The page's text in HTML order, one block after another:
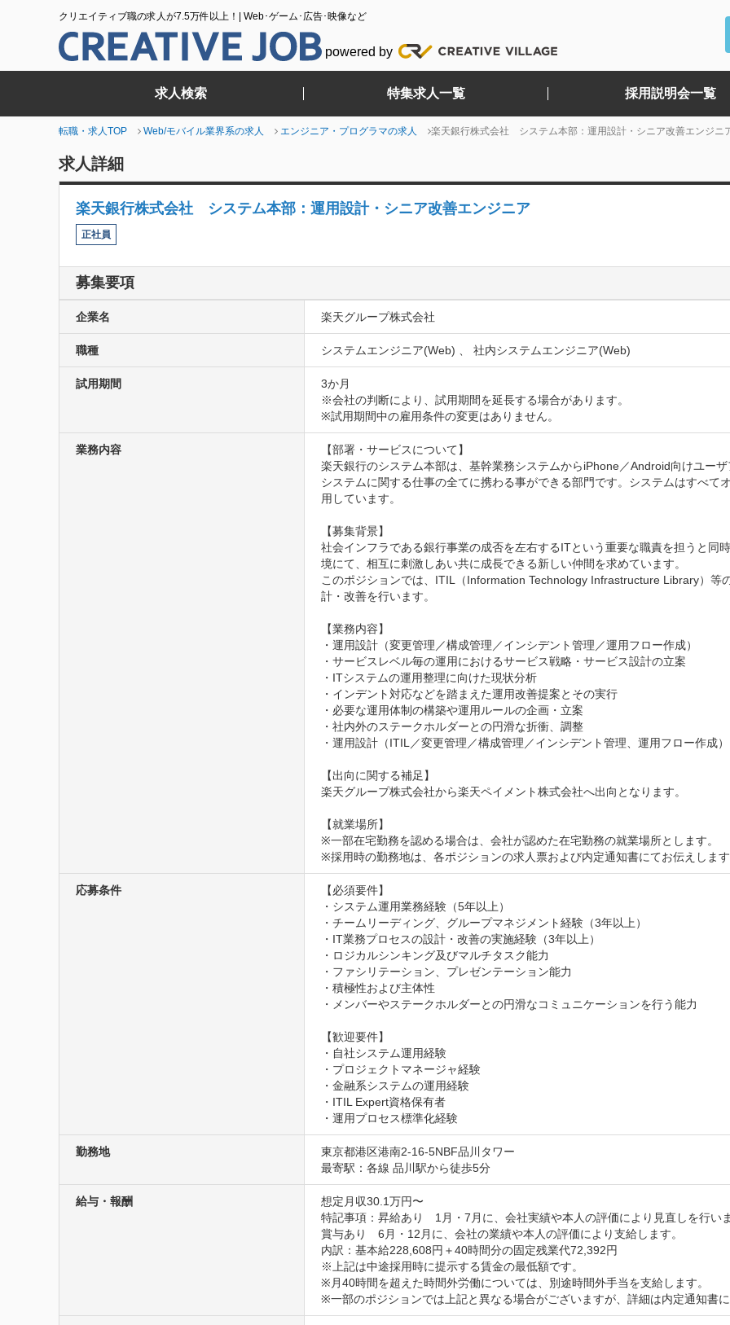
クリエイティブ職の求人が7.5万件以上！| Web･ゲーム･広告･映像など
powered by
求人検索 特集求人一覧 採用説明会一覧
転職・求人TOP Web/モバイル業界系の求人 エンジニア・プログラマの求人 楽天銀行株式会社 システム本部：運用設計・シニア改善エンジニ
求人詳細
楽天銀行株式会社 システム本部：運用設計・シニア改善エンジニア
正社員
募集要項
企業名 楽天グループ株式会社
職種 システムエンジニア(Web) 、 社内システムエンジニア(Web)
試用期間
3か月
※会社の判断により、試用期間を延長する場合があります。
※試用期間中の雇用条件の変更はありません。
業務内容
【部署・サービスについて】
楽天銀行のシステム本部は、基幹業務システムからiPhone／Android向けユー
システムに関する仕事の全てに携わる事ができる部門です。システムはすべて
用しています。
【募集背景】
社会インフラである銀行事業の成否を左右するITという重要な職責を担うと同
境にて、相互に刺激しあい共に成長できる新しい仲間を求めています。
このポジションでは、ITIL（Information Technology Infrastructure Library）等
計・改善を行います。
【業務内容】
・運用設計（変更管理／構成管理／インシデント管理／運用フロー作成）
・サービスレベル毎の運用におけるサービス戦略・サービス設計の立案
・ITシステムの運用整理に向けた現状分析
・インデント対応などを踏まえた運用改善提案とその実行
・必要な運用体制の構築や運用ルールの企画・立案
・社内外のステークホルダーとの円滑な折衝、調整
・運用設計（ITIL／変更管理／構成管理／インシデント管理、運用フロー作成）
【出向に関する補足】
楽天グループ株式会社から楽天ペイメント株式会社へ出向となります。
【就業場所】
※一部在宅勤務を認める場合は、会社が認めた在宅勤務の就業場所とします。
※採用時の勤務地は、各ポジションの求人票および内定通知書にてお伝えしま
応募条件
【必須要件】
・システム運用業務経験（5年以上）
・チームリーディング、グループマネジメント経験（3年以上）
・IT業務プロセスの設計・改善の実施経験（3年以上）
・ロジカルシンキング及びマルチタスク能力
・ファシリテーション、プレゼンテーション能力
・積極性および主体性
・メンバーやステークホルダーとの円滑なコミュニケーションを行う能力
【歓迎要件】
・自社システム運用経験
・プロジェクトマネージャ経験
・金融系システムの運用経験
・ITIL Expert資格保有者
・運用プロセス標準化経験
勤務地
東京都港区港南2-16-5NBF品川タワー
最寄駅：各線 品川駅から徒歩5分
給与・報酬
想定月収30.1万円〜
特記事項：昇給あり　1月・7月に、会社実績や本人の評価により見直しを行い
賞与あり　6月・12月に、会社の業績や本人の評価により支給します。
内訳：基本給228,608円＋40時間分の固定残業代72,392円
※上記は中途採用時に提示する賃金の最低額です。
※月40時間を超えた時間外労働については、別途時間外手当を支給します。
※一部のポジションでは上記と異なる場合がございますが、詳細は内定通知書